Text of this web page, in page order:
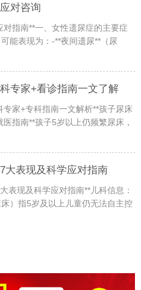
对咨询
指南**一、女性遗尿症的主要症
能表现为：-**夜间遗尿**（尿
专家+看诊指南一文了解
家+专科指南一文解析**孩子尿床
指南**孩子5岁以上仍频繁尿床，
大表现及科学应对指南
表现及科学应对指南**儿科信息：
）指5岁及以上儿童仍无法自主控